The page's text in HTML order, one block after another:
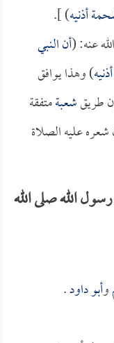
أذنيه) ].
عنه: (أن النبي
) وهذا يوافق
طريقشعبةمتفقة
عليه الصلاة
الله صلى الله
وأبو داود.